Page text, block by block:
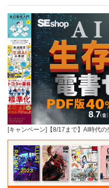
[キャンペーン]【8/17まで】AI時代